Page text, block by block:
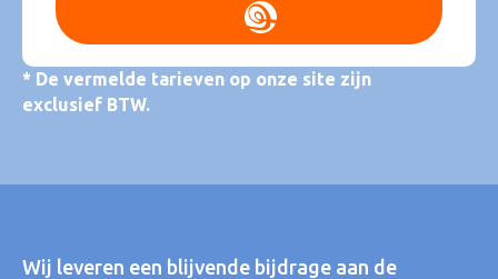
* De vermelde tarieven op onze site zijn
exclusief BTW.
Wij leveren een blijvende bijdrage aan de